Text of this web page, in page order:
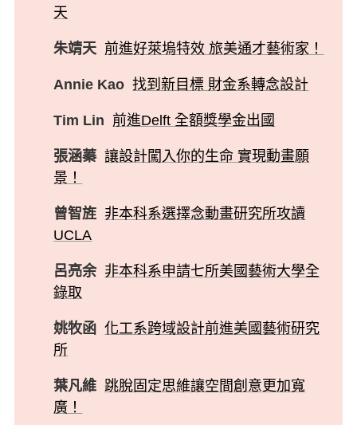
天
朱靖天 前進好萊塢特效 旅美通才藝術家！
Annie Kao 找到新目標 財金系轉念設計
Tim Lin 前進Delft 全額獎學金出國
張涵蓁 讓設計闖入你的生命 實現動畫願
景！
曾智旌 非本科系選擇念動畫研究所攻讀
UCLA
呂亮余 非本科系申請七所美國藝術大學全
錄取
姚牧函 化工系跨域設計前進美國藝術研究
所
葉凡維 跳脫固定思維讓空間創意更加寬
廣！